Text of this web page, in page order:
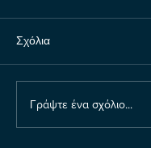
Σχόλια
Γράψτε ένα σχόλιο...